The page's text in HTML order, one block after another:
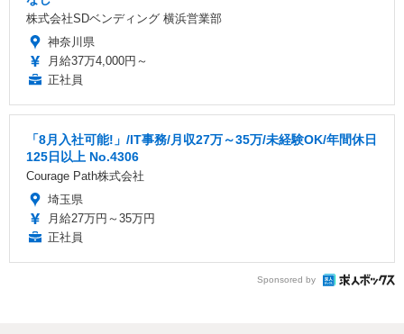
株式会社SDベンディング 横浜営業部
神奈川県
月給37万4,000円～
正社員
「8月入社可能!」/IT事務/月収27万～35万/未経験OK/年間休日
125日以上 No.4306
Courage Path株式会社
埼玉県
月給27万円～35万円
正社員
Sponsored by